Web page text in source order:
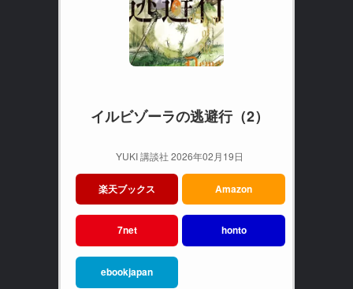
イルビゾーラの逃避行（2）
YUKI 講談社 2026年02月19日
楽天ブックス Amazon
7net honto
ebookjapan